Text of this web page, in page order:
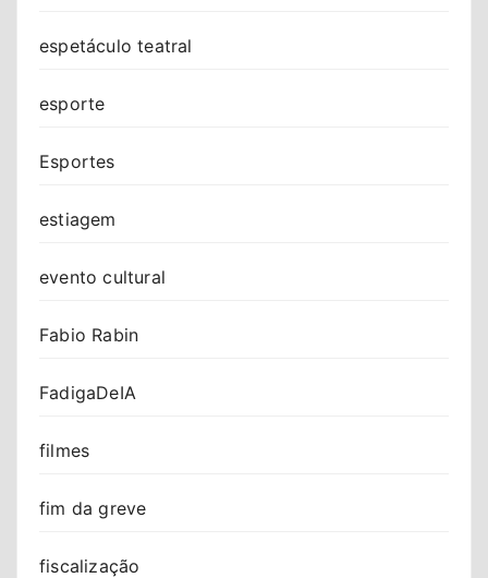
espetáculo teatral
esporte
Esportes
estiagem
evento cultural
Fabio Rabin
FadigaDeIA
filmes
fim da greve
fiscalização